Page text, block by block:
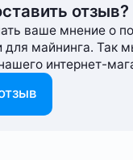
отзыв?
ваше мнение о
для майнинга. Так
интернет-⁠